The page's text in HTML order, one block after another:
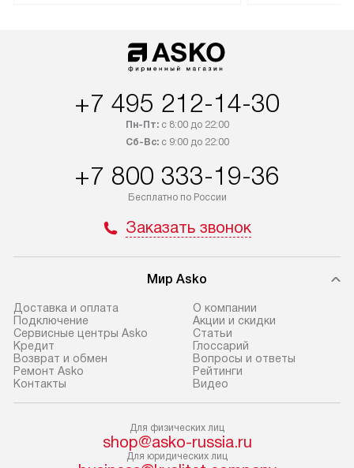
со статусом «В наличии» могут
быть отправлены покупателю
интересен товар «Под заказ»,
обсудите возможность его
приобретения с менеджером сайта.
доставляются бесплатно
по Москве в пределах МКАД,
не предусмотрена. Доставка
транспортную компанию. После
100% предоплаты мы бесплатно
доставляем заказ
до представительства
транспортной компании в г. Москва.
Пожалуйста, уточняйте условия
доставки у менеджера при
оформлении заказа.
В оговоренный день служба
по монтажу
материалы.
Готовые
от категории,
+7 495 212-14-30
Пн-Пт:с 8:00 до 22:00
Сб-Вс:с 9:00 до 22:00
+7 800 333-19-36
Бесплатно по России
Заказать звонок
Мир Asko
Доставка и оплата
Подключение
Сервисные центры Asko
Кредит
Возврат и обмен
Ремонт Asko
Контакты
О компании
Акции и скидки
Статьи
Глоссарий
Вопросы и ответы
Рейтинги
Видео
Для физических лиц
shop@asko-russia.ru
Для юридических лиц